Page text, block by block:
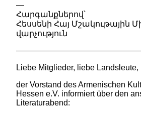
—
Հարգանքներով՝
Հեսսենի Հայ Մշակութային
վարչություն
Liebe Mitglieder, liebe
der Vorstand des Armenischen
Hessen e.V. informiert über den
Literaturabend: